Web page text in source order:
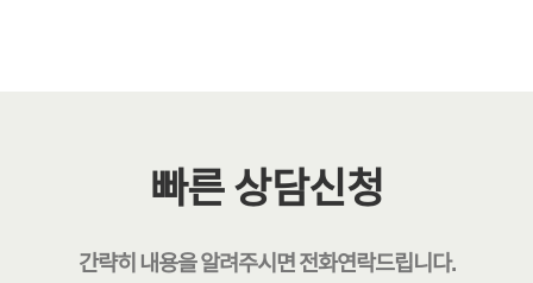
빠른 상담신청
간략히 내용을 알려주시면전화연락드립니다.